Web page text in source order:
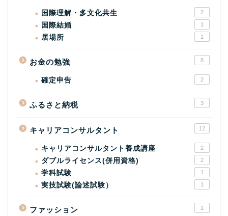
国際理解・多文化共生 2
国際結婚 1
居場所 1
お金の勉強 8
確定申告 2
ふるさと納税 3
キャリアコンサルタント 12
キャリアコンサルタント養成講座 2
ダブルライセンス(併用資格) 2
学科試験 1
実技試験(論述試験） 1
ファッション 1